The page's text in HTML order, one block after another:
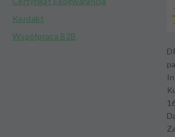
Kontakt
Współpraca B2B